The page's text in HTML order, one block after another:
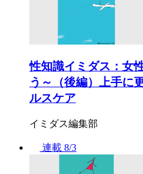
性知識イミダス：女
う～（後編）上手に
ルスケア
イミダス編集部
連載 8/3